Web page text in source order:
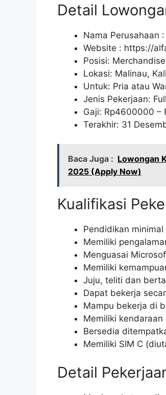
Detail
Nama Perusahaan :
Website : https://
Posisi:
Lokasi: Malinau,
Untuk: Pria atau
Jenis Pekerjaan:
Gaji: Rp4600000 –
Terakhir: 31
Baca Juga : Lowongan
2025 (Apply Now)
Kualifikasi
Pendidikan minimal
Memiliki
Menguasai
Memiliki
Juju, teliti dan
Dapat bekerja
Mampu bekerja di
Memiliki
Bersedia
Memiliki SIM C
Detail